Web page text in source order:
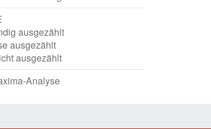
ausgezählt
ausgezählt
ausgezählt
Analyse